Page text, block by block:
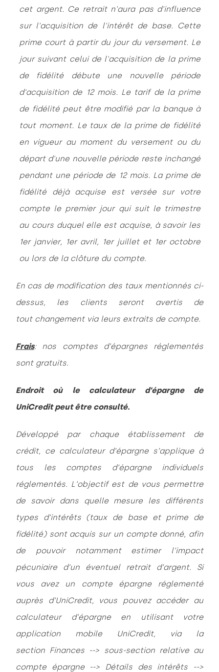
cet argent. Ce retrait n'aura pas d'influence
sur l'acquisition de l'intérêt de base. Cette
prime court à partir du jour du versement. Le
jour suivant celui de l'acquisition de la prime
de fidélité débute une nouvelle période
d'acquisition de 12 mois. Le tarif de la prime
de fidélité peut être modifié par la banque à
tout moment. Le taux de la prime de fidélité
en vigueur au moment du versement ou du
départ d'une nouvelle période reste inchangé
pendant une période de 12 mois. La prime de
fidélité déjà acquise est versée sur votre
compte le premier jour qui suit le trimestre
au cours duquel elle est acquise, à savoir les
1er janvier, 1er avril, 1er juillet et 1er octobre
ou lors de la clôture du compte.
En cas de modification des taux mentionnés ci-
dessus, les clients seront avertis de
tout changement via leurs extraits de compte.
Frais: nos comptes d’épargnes réglementés
sont gratuits.
Endroit où le calculateur d’épargne de
UniCredit peut être consulté.
Développé par chaque établissement de
crédit, ce calculateur d’épargne s’applique à
tous les comptes d’épargne individuels
réglementés. L’objectif est de vous permettre
de savoir dans quelle mesure les différents
types d’intérêts (taux de base et prime de
fidélité) sont acquis sur un compte donné, afin
de pouvoir notamment estimer l’impact
pécuniaire d’un éventuel retrait d’argent. Si
vous avez un compte épargne réglementé
auprès d’UniCredit, vous pouvez accéder au
calculateur d’épargne en utilisant votre
application mobile UniCredit, via la
section Finances --> sous-section relative au
compte épargne --> Détails des intérêts -->